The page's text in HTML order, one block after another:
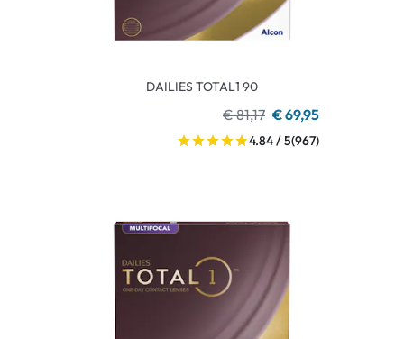
DAILIES TOTAL1 90
€ 81,17 € 69,95
4.84 / 5(967)